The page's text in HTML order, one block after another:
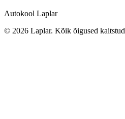
Autokool Laplar
© 2026 Laplar. Kõik õigused kaitstud